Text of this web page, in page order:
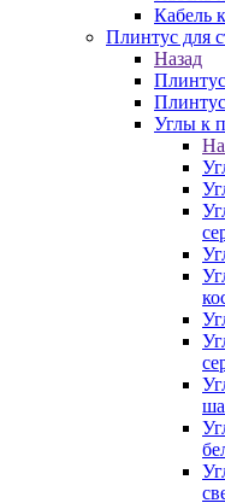
Кабель
Плинтус для
Назад
Углы к